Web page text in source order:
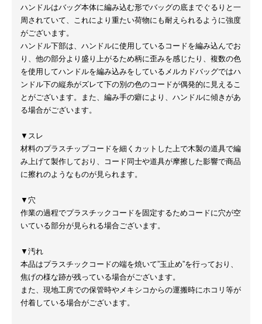
ハンドルはバッグ本体に編み込む形でバッグの底までぐるりと一
周されていて、これにより重たい荷物にも耐えられるように強度
がございます。
ハンドル下部は、ハンドルに使用しているコードを編み込んでお
り、他の部分より盛り上がるため柄に歪みを感じたり、複数の色
を使用してハンドルを編み込みをしているメルカドバッグではハ
ンドル下の縦糸がズレて下の別の色のコードが偶発的に見えるこ
とがございます。また、編み手の癖により、ハンドルに傾きがあ
る場合がございます。
▼スレ
材料のプラスチップコードを細くカットした上で木製の道具で編
み上げて製作しており、コード同士や道具が摩擦した影響で商品
に擦れのようなものが見られます。
▼穴
作業の過程でプラスチックコードを固定するためコードに穴が空
いている部分が見られる場合ございます。
▼汚れ
本品はプラスチックコードの端を焼いて”玉止め”を行っており、
焦げの様な跡が残っている場合がございます。
また、現地工房での保管時やメキシコからの運搬時にホコリ等が
付着している場合がございます。